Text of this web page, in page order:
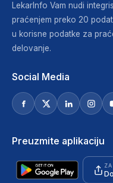
LekarInfo Vam nudi
praćenjem preko 20
u korisne podatke za
delovanje.
Social Media
Preuzmite aplikaciju